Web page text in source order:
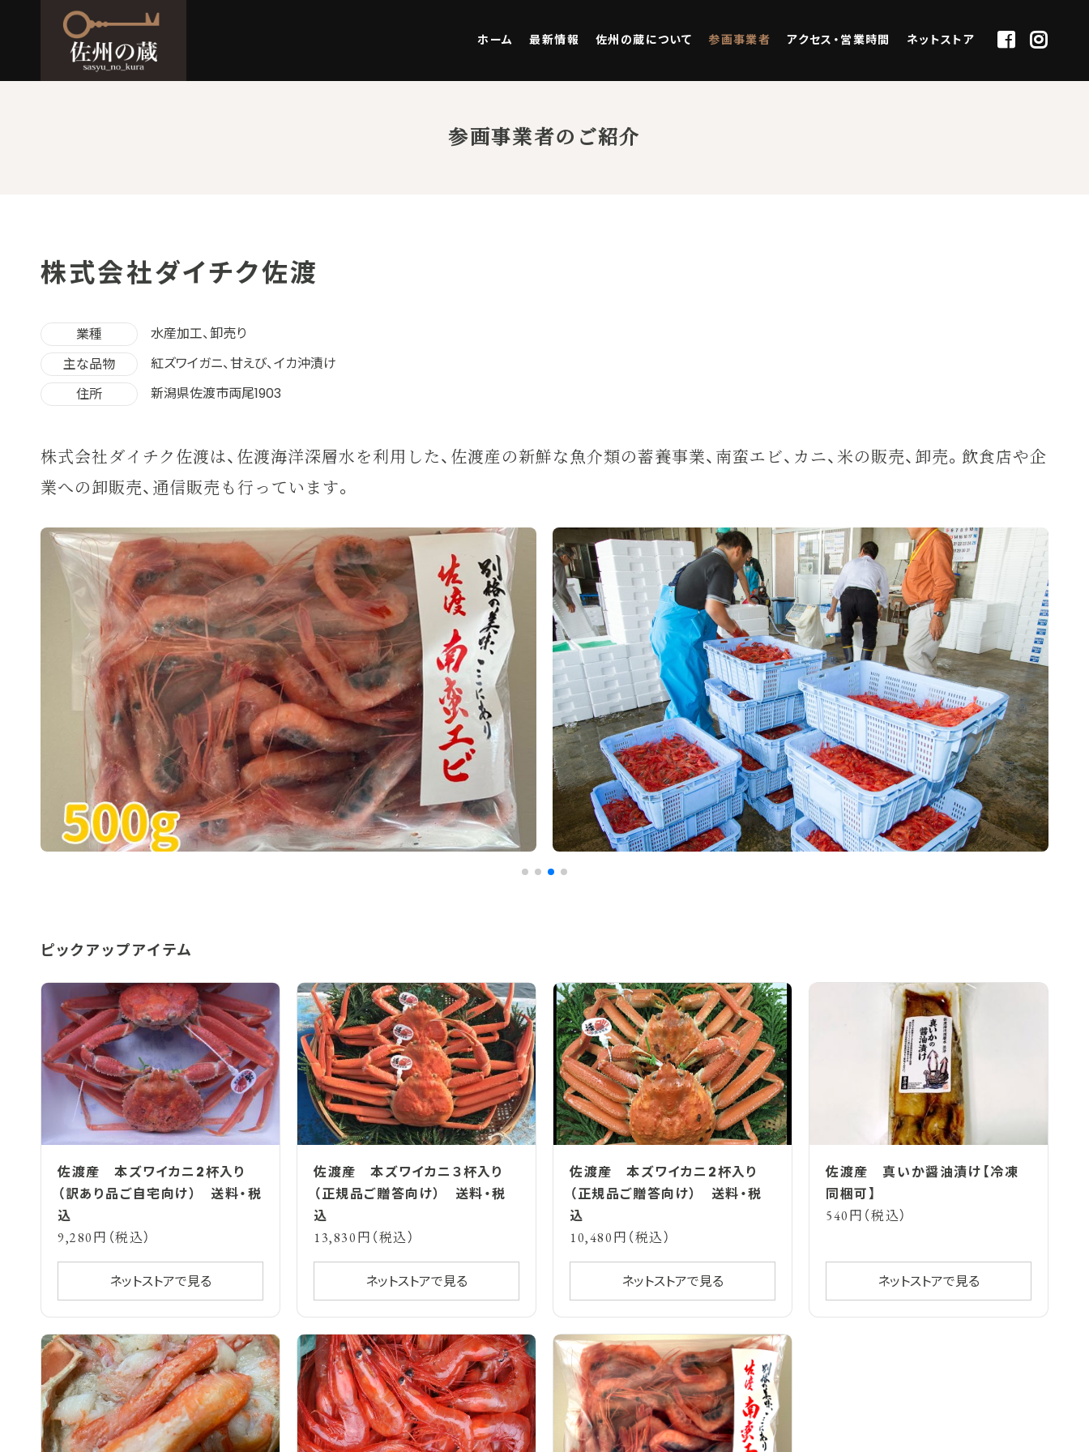
ホーム 最新情報 佐州の蔵について 参画事業者 アクセス・営業時間 ネットストア
参画事業者のご紹介
株式会社ダイチク佐渡
業種
水産加工、卸売り
主な品物
紅ズワイガニ、甘えび、イカ沖漬け
住所
新潟県佐渡市両尾1903
株式会社ダイチク佐渡は、佐渡海洋深層水を利用した、佐渡産の新鮮な魚介類の蓄養事業、南蛮エビ、カニ、米の販売、卸売。飲食店や企
業への卸販売、通信販売も行っています。
ピックアップアイテム
佐渡産 本ズワイカニ2杯入り
（訳あり品ご自宅向け） 送料・税
込
9,280円（税込）
ネットストアで見る
佐渡産 本ズワイカニ３杯入り
（正規品ご贈答向け） 送料・税
込
13,830円（税込）
ネットストアで見る
佐渡産 本ズワイカニ2杯入り
（正規品ご贈答向け） 送料・税
込
10,480円（税込）
ネットストアで見る
佐渡産 真いか醤油漬け【冷凍
同梱可】
540円（税込）
ネットストアで見る